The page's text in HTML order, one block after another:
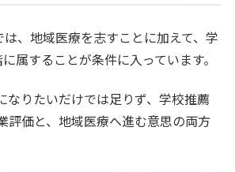
、地域医療を志すことに加えて、学
属することが条件に入っています。
なりたいだけでは足りず、学校推薦
評価と、地域医療へ進む意思の両方